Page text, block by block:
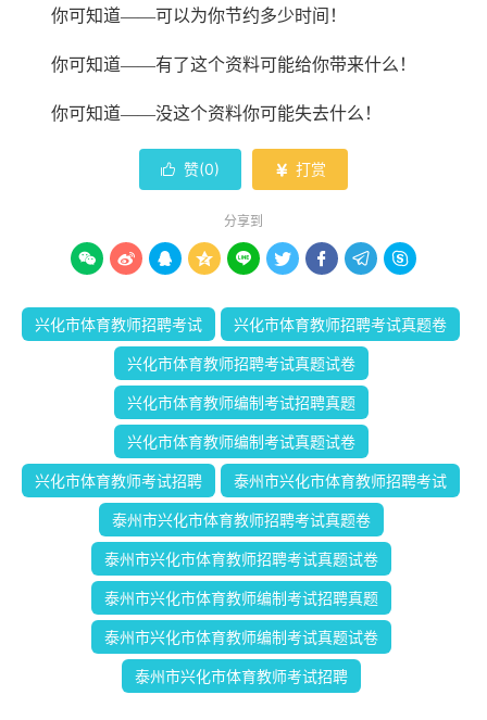
你可知道——可以为你节约多少时间！
你可知道——有了这个资料可能给你带来什么！
你可知道——没这个资料你可能失去什么 ！
 赞(0)  打赏
分享到
        
兴化市体育教师招聘考试 兴化市体育教师招聘考试真题卷
兴化市体育教师招聘考试真题试卷
兴化市体育教师编制考试招聘真题
兴化市体育教师编制考试真题试卷
兴化市体育教师考试招聘 泰州市兴化市体育教师招聘考试
泰州市兴化市体育教师招聘考试真题卷
泰州市兴化市体育教师招聘考试真题试卷
泰州市兴化市体育教师编制考试招聘真题
泰州市兴化市体育教师编制考试真题试卷
泰州市兴化市体育教师考试招聘